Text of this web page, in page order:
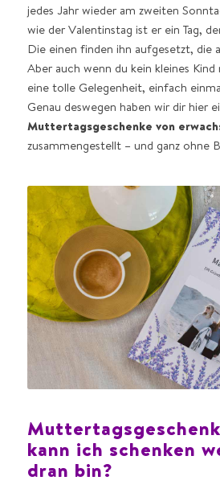
jedes Jahr wieder am zweiten
wie der Valentinstag ist er ein Tag,
Die einen finden ihn aufgesetzt, die
Aber auch wenn du kein kleines
eine tolle Gelegenheit, einfach
Genau deswegen haben wir dir hier
Muttertagsgeschenke von
zusammengestellt – und ganz ohne
kann ich schenken
dran bin?